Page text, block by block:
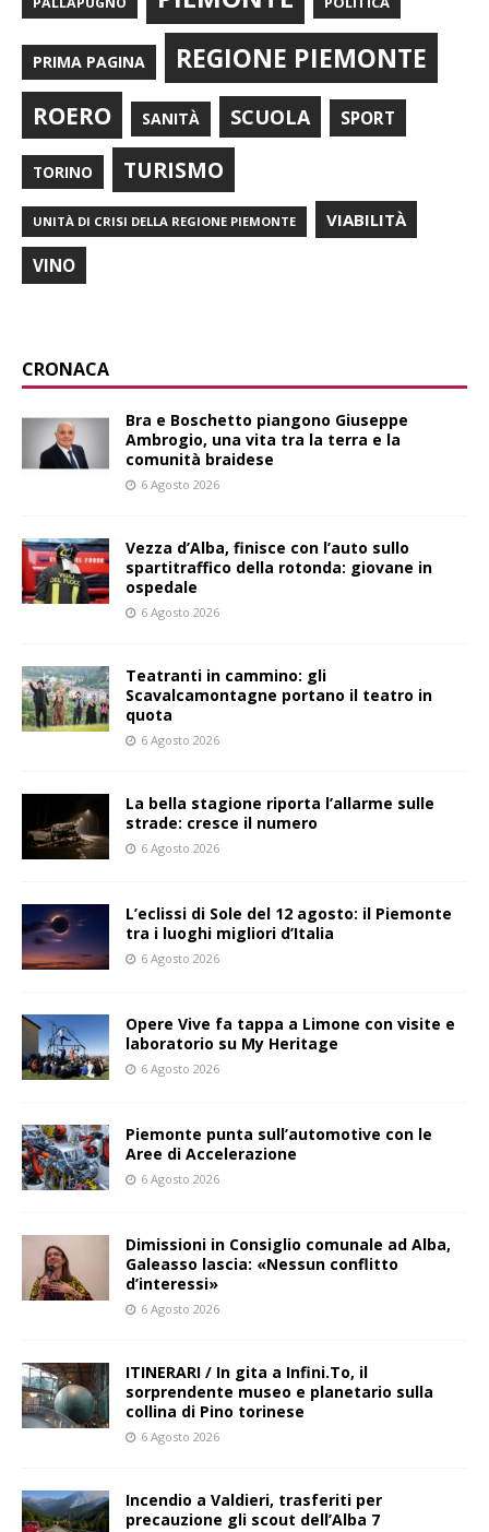
PRIMA PAGINA REGIONE PIEMONTE
ROERO SANITÀ SCUOLA SPORT
TORINO TURISMO
UNITÀ DI CRISI DELLA REGIONE PIEMONTE VIABILITÀ
VINO
CRONACA
Bra e Boschetto piangono Giuseppe
Ambrogio, una vita tra la terra e la
comunità braidese
6 Agosto 2026
Vezza d’Alba, finisce con l’auto sullo
spartitraffico della rotonda: giovane in
ospedale
6 Agosto 2026
Teatranti in cammino: gli
Scavalcamontagne portano il teatro in
quota
6 Agosto 2026
La bella stagione riporta l’allarme sulle
strade: cresce il numero
6 Agosto 2026
L’eclissi di Sole del 12 agosto: il Piemonte
tra i luoghi migliori d’Italia
6 Agosto 2026
Opere Vive fa tappa a Limone con visite e
laboratorio su My Heritage
6 Agosto 2026
Piemonte punta sull’automotive con le
Aree di Accelerazione
6 Agosto 2026
Dimissioni in Consiglio comunale ad Alba,
Galeasso lascia: «Nessun conflitto
d’interessi»
6 Agosto 2026
ITINERARI / In gita a Infini.To, il
sorprendente museo e planetario sulla
collina di Pino torinese
6 Agosto 2026
Incendio a Valdieri, trasferiti per
precauzione gli scout dell’Alba 7